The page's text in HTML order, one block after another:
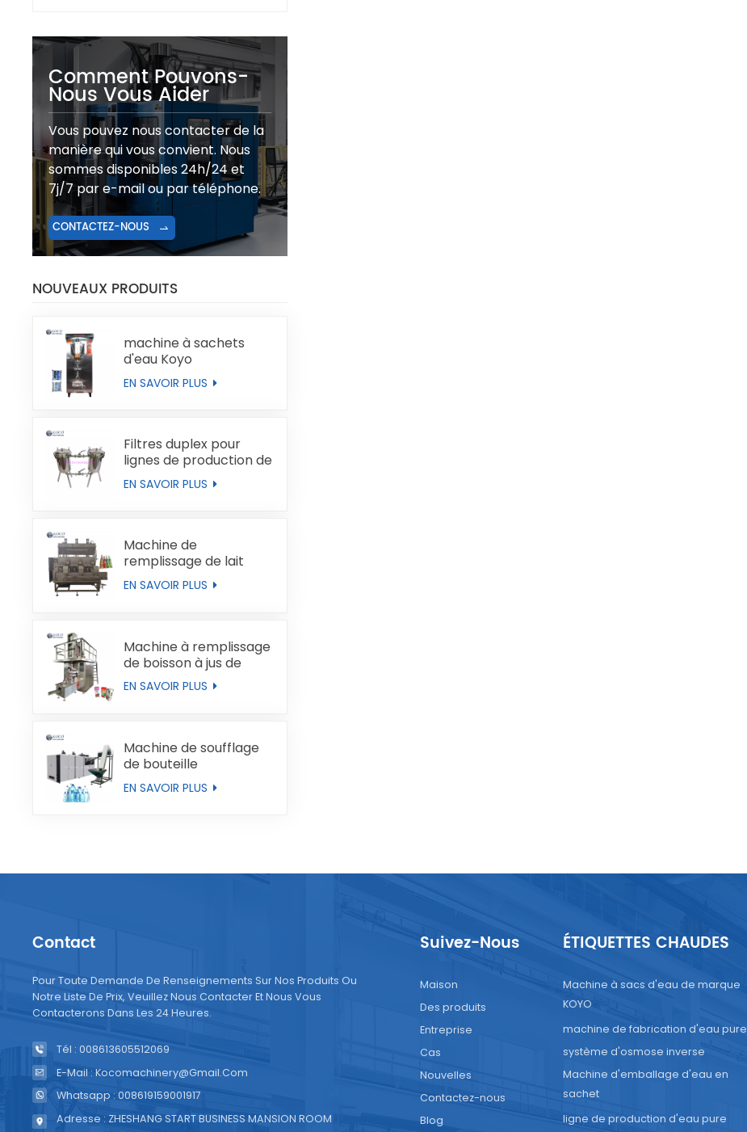
Comment Pouvons-
Nous Vous Aider
Vous pouvez nous contacter de la
manière qui vous convient. Nous
sommes disponibles 24h/24 et
7j/7 par e-mail ou par téléphone.
CONTACTEZ-NOUS
NOUVEAUX PRODUITS
machine à sachets
d'eau Koyo
EN SAVOIR PLUS
Filtres duplex pour
lignes de production de
liquides
EN SAVOIR PLUS
Machine de
remplissage de lait
automatique
EN SAVOIR PLUS
Machine à remplissage
de boisson à jus de
boucles de type brique
EN SAVOIR PLUS
Machine de soufflage
de bouteille
entièrement
automatique
EN SAVOIR PLUS
Contact
Pour Toute Demande De Renseignements Sur Nos Produits Ou
Notre Liste De Prix, Veuillez Nous Contacter Et Nous Vous
Contacterons Dans Les 24 Heures.
Tél : 008613605512069
E-Mail : Kocomachinery@gmail.com
Whatsapp : 008619159001917
Adresse : ZHESHANG START BUSINESS MANSION ROOM
Suivez-Nous
Maison
Des produits
Entreprise
Cas
Nouvelles
Contactez-nous
Blog
ÉTIQUETTES CHAUDES
Machine à sacs d'eau de marque
KOYO
machine de fabrication d'eau pure
système d'osmose inverse
Machine d'emballage d'eau en
sachet
ligne de production d'eau pure